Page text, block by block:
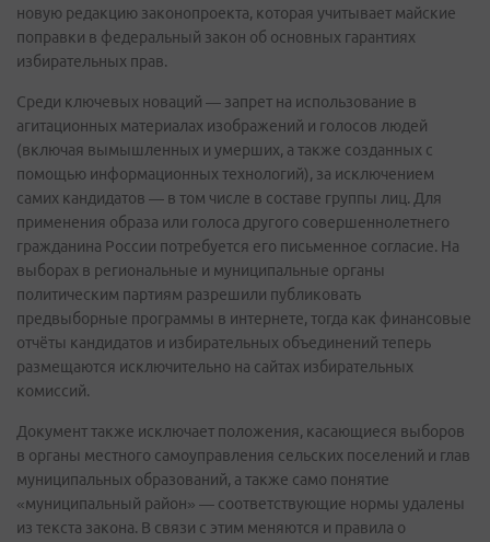
новую редакцию законопроекта, которая учитывает майские
поправки в федеральный закон об основных гарантиях
избирательных прав.
Среди ключевых новаций — запрет на использование в
агитационных материалах изображений и голосов людей
(включая вымышленных и умерших, а также созданных с
помощью информационных технологий), за исключением
самих кандидатов — в том числе в составе группы лиц. Для
применения образа или голоса другого совершеннолетнего
гражданина России потребуется его письменное согласие. На
выборах в региональные и муниципальные органы
политическим партиям разрешили публиковать
предвыборные программы в интернете, тогда как финансовые
отчёты кандидатов и избирательных объединений теперь
размещаются исключительно на сайтах избирательных
комиссий.
Документ также исключает положения, касающиеся выборов
в органы местного самоуправления сельских поселений и глав
муниципальных образований, а также само понятие
«муниципальный район» — соответствующие нормы удалены
из текста закона. В связи с этим меняются и правила о